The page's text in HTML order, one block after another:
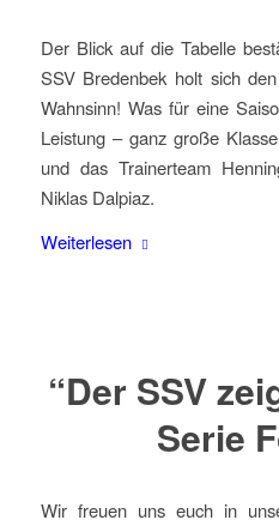
Der Blick auf die Tabelle
SSV Bredenbek holt sich
Wahnsinn! Was für eine
Leistung – ganz große
und das Trainerteam
Niklas Dalpiaz.
Weiterlesen
“Der SSV
Serie
Wir freuen uns euch in